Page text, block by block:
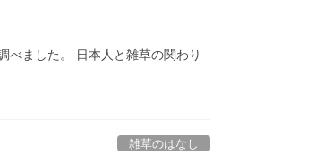
べました。 日本人と雑草の関わり
雑草のはなし